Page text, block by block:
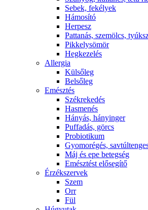
Sebek, fekélyek
Hámosító
Herpesz
Pattanás, szemölcs,
Pikkelysömör
Hegkezelés
Allergia
Külsőleg
Belsőleg
Emésztés
Székrekedés
Hasmenés
Hányás, hányinger
Puffadás, görcs
Probiotikum
Gyomorégés,
Máj és epe betegség
Emésztést elősegítő
Érzékszervek
Szem
Orr
Fül